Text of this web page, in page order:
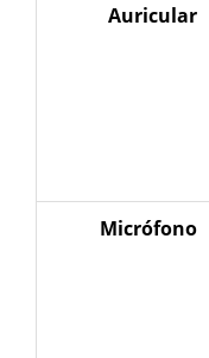
Auricular
Micrófono